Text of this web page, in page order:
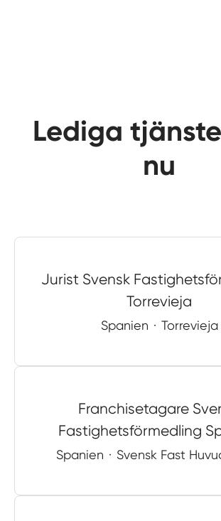
Lediga
nu
Jurist Svensk
Torrevieja
Spanien · Torrevieja
Franchisetagare
Fastighetsförmedling
Spanien · Svensk Fast